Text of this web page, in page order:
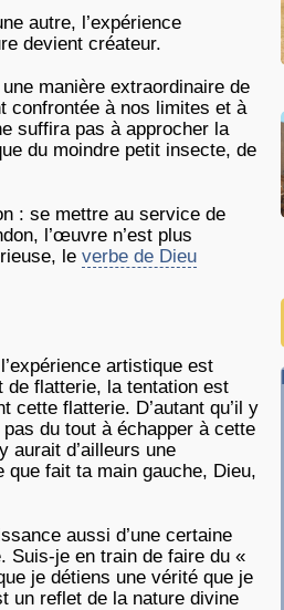
autre, l’expérience
devient créateur.
manière extraordinaire de
confrontée à nos limites et à
suffira pas à approcher la
du moindre petit insecte, de
: se mettre au service de
l’œuvre n’est plus
le verbe de Dieu
artistique est
de flatterie, la tentation est
cette flatterie. D’autant qu’il y
du tout à échapper à cette
aurait d’ailleurs une
fait ta main gauche, Dieu,
aussi d’une certaine
Suis-je en train de faire du «
je détiens une vérité que je
un reflet de la nature divine